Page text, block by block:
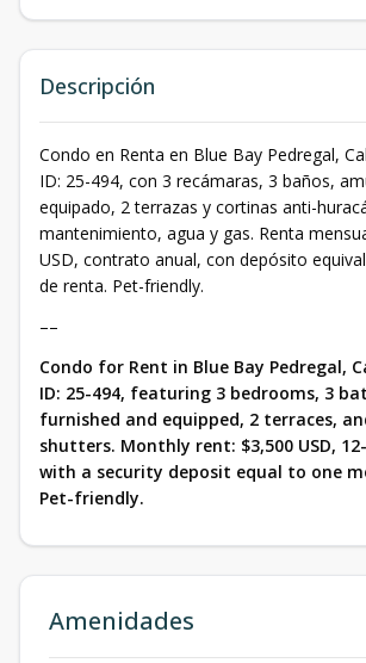
Descripción
Condo en Renta en Blue Bay Pedregal,
ID: 25-494, con 3 recámaras, 3 baños,
equipado, 2 terrazas y cortinas anti-
mantenimiento, agua y gas. Renta
USD, contrato anual, con depósito
de renta. Pet-friendly.
––
Condo for Rent in Blue Bay Pedregal,
ID: 25-494, featuring 3 bedrooms, 3
furnished and equipped, 2 terraces,
shutters. Monthly rent: $3,500 USD,
with a security deposit equal to one
Pet-friendly.
Amenidades